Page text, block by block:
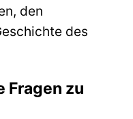
den
des
Fragen zu